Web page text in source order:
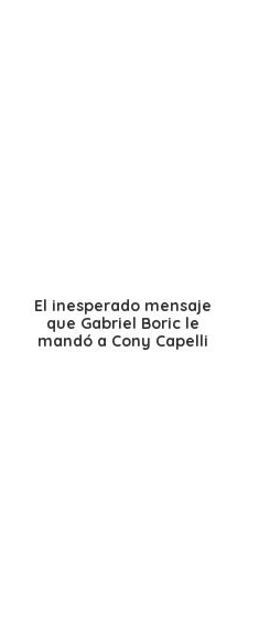
El inesperado mensaje
que Gabriel Boric le
mandó a Cony Capelli